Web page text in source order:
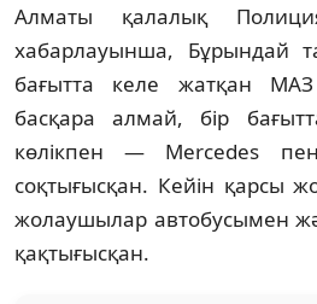
Алматы қалалық
хабарлауынша, Бұрындай
бағытта келе жатқан МАЗ
басқара алмай, бір
көлікпен — Mercedes
соқтығысқан. Кейін қарсы
жолаушылар автобусымен
қақтығысқан.